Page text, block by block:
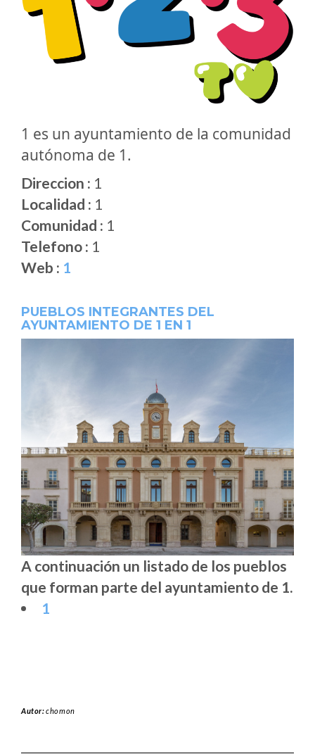
1 es un ayuntamiento de la comunidad
autónoma de 1.
Direccion : 1
Localidad : 1
Comunidad : 1
Telefono : 1
Web : 1
PUEBLOS INTEGRANTES DEL
AYUNTAMIENTO DE 1 EN 1
A continuación un listado de los pueblos
que forman parte del ayuntamiento de 1.
1
Autor:chomon